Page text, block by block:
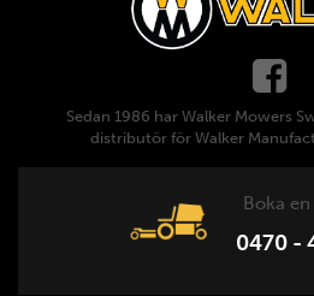
Sedan 1986 har Walker Mowers
distributör för Walker
Boka
0470 -